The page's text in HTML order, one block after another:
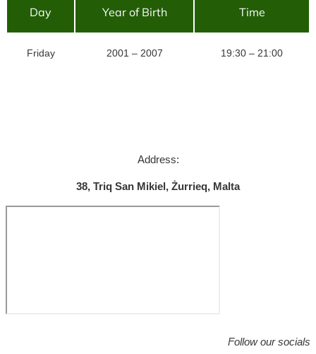
Day Year of Birth Time
Friday 2001 – 2007 19:30 – 21:00
Address:
38, Triq San Mikiel, Żurrieq, Malta
Follow our socials